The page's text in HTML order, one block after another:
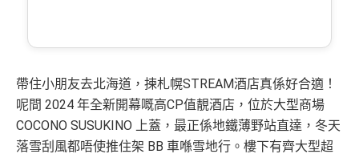
帶住小朋友去北海道，揀札幌STREAM酒店真係好合適！
呢間 2024 年全新開幕嘅高CP值靚酒店，位於大型商場
COCONO SUSUKINO 上蓋，最正係地鐵薄野站直達，冬天
落雪刮風都唔使推住架 BB 車喺雪地行。樓下有齊大型超